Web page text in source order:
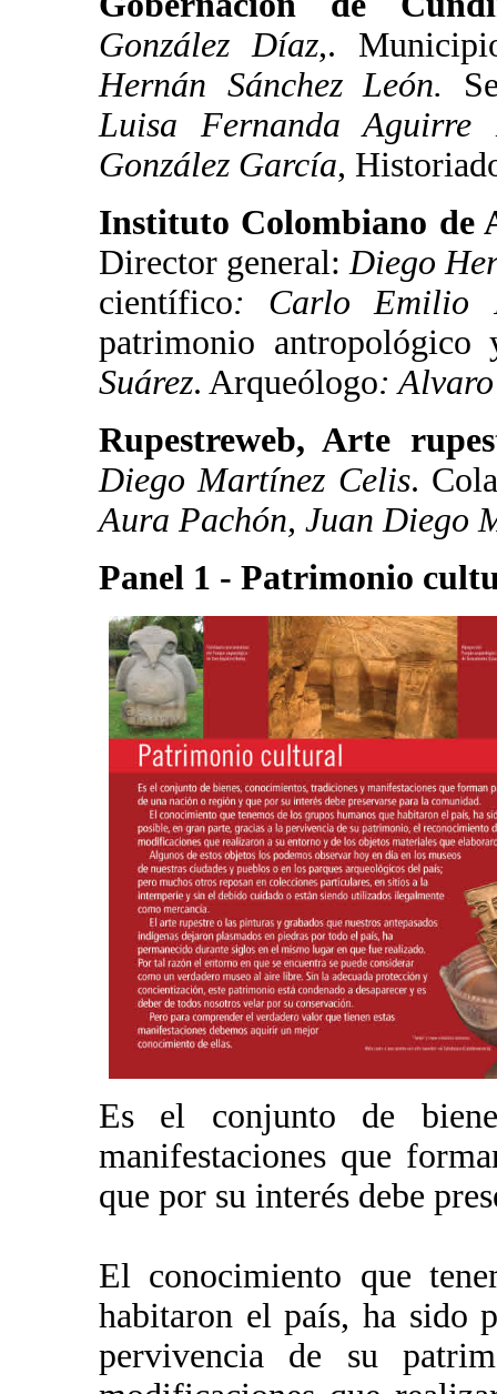
González Díaz,.
Hernán Sánchez León.
Luisa Fernanda Aguirre
González García,
Instituto Colombiano de
Director general: Diego
científico: Carlo Emilio
patrimonio antropológico
Suárez. Arqueólogo:
Rupestreweb, Arte
Diego Martínez Celis.
Aura Pachón, Juan Diego
Panel 1 - Patrimonio
Es el conjunto de
manifestaciones que
que por su interés debe
El conocimiento que
habitaron el país, ha sido
pervivencia de su